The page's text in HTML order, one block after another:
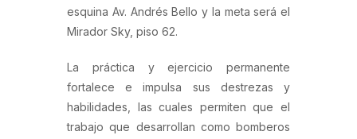
esquina Av. Andrés Bello y la meta será el
Mirador Sky, piso 62.
La práctica y ejercicio permanente
fortalece e impulsa sus destrezas y
habilidades, las cuales permiten que el
trabajo que desarrollan como bomberos